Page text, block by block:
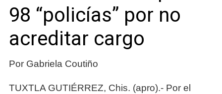
98 “policías” por no
acreditar cargo
Por Gabriela Coutiño
TUXTLA GUTIÉRREZ, Chis. (apro).- Por el